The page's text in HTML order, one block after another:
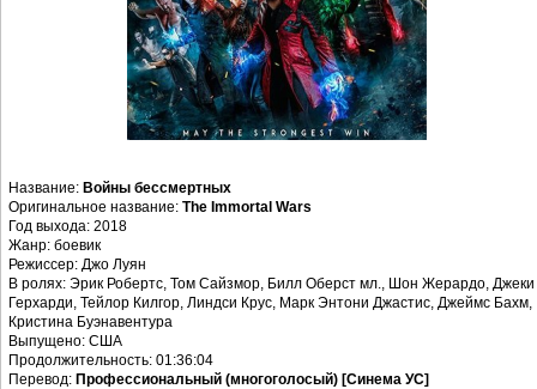
Название: Войны бессмертных
Оригинальное название: The Immortal Wars
Год выхода: 2018
Жанр: боевик
Режиссер: Джо Луян
В ролях: Эрик Робертс, Том Сайзмор, Билл Оберст мл., Шон Жерардо, Джеки
Герхарди, Тейлор Килгор, Линдси Крус, Марк Энтони Джастис, Джеймс Бахм,
Кристина Буэнавентура
Выпущено: США
Продолжительность: 01:36:04
Перевод: Профессиональный (многоголосый) [Синема УС]